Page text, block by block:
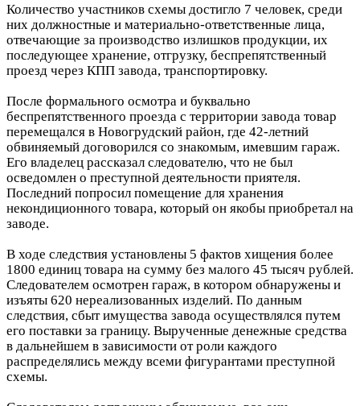
Количество участников схемы достигло 7 человек, среди
них должностные и материально-ответственные лица,
отвечающие за производство излишков продукции, их
последующее хранение, отгрузку, беспрепятственный
проезд через КПП завода, транспортировку.
После формального осмотра и буквально
беспрепятственного проезда с территории завода товар
перемещался в Новогрудский район, где 42-летний
обвиняемый договорился со знакомым, имевшим гараж.
Его владелец рассказал следователю, что не был
осведомлен о преступной деятельности приятеля.
Последний попросил помещение для хранения
некондиционного товара, который он якобы приобретал на
заводе.
В ходе следствия установлены 5 фактов хищения более
1800 единиц товара на сумму без малого 45 тысяч рублей.
Следователем осмотрен гараж, в котором обнаружены и
изъяты 620 нереализованных изделий. По данным
следствия, сбыт имущества завода осуществлялся путем
его поставки за границу. Вырученные денежные средства
в дальнейшем в зависимости от роли каждого
распределялись между всеми фигурантами преступной
схемы.